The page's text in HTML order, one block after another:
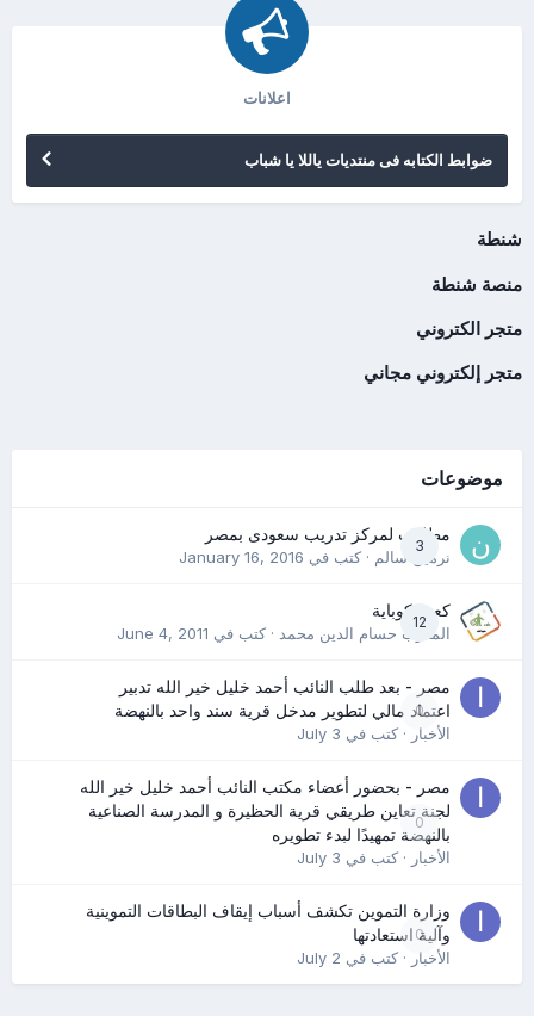
اعلانات
ضوابط الكتابه فى منتديات ياللا يا شباب
شنطة
منصة شنطة
متجر الكتروني
متجر إلكتروني مجاني
موضوعات
3
مطلوب لمركز تدريب سعودى بمصر
نرمين سالم· كتب في January 16, 2016
12
كعب كوباية
المدرب حسام الدين محمد· كتب في June 4, 2011
0
مصر - بعد طلب النائب أحمد خليل خير الله تدبير
اعتماد مالي لتطوير مدخل قرية سند واحد بالنهضة
الأخبار· كتب في July 3
0
مصر - بحضور أعضاء مكتب النائب أحمد خليل خير الله
لجنة تعاين طريقي قرية الحظيرة و المدرسة الصناعية
بالنهضة تمهيدًا لبدء تطويره
الأخبار· كتب في July 3
0
وزارة التموين تكشف أسباب إيقاف البطاقات التموينية
وآلية استعادتها
الأخبار· كتب في July 2